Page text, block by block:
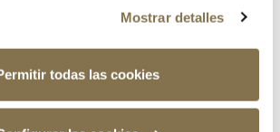
Mostrar detalles
todas las cookies